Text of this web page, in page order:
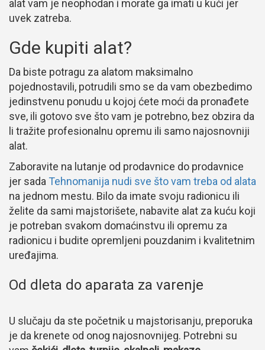
alat vam je neophodan i morate ga imati u kući jer
uvek zatreba.
Gde kupiti alat?
Da biste potragu za alatom maksimalno
pojednostavili, potrudili smo se da vam obezbedimo
jedinstvenu ponudu u kojoj ćete moći da pronađete
sve, ili gotovo sve što vam je potrebno, bez obzira da
li tražite profesionalnu opremu ili samo najosnovniji
alat.
Zaboravite na lutanje od prodavnice do prodavnice
jer sada Tehnomanija nudi sve što vam treba od alata
na jednom mestu. Bilo da imate svoju radionicu ili
želite da sami majstorišete, nabavite alat za kuću koji
je potreban svakom domaćinstvu ili opremu za
radionicu i budite opremljeni pouzdanim i kvalitetnim
uređajima.
Od dleta do aparata za varenje
U slučaju da ste početnik u majstorisanju, preporuka
je da krenete od onog najosnovnijeg. Potrebni su